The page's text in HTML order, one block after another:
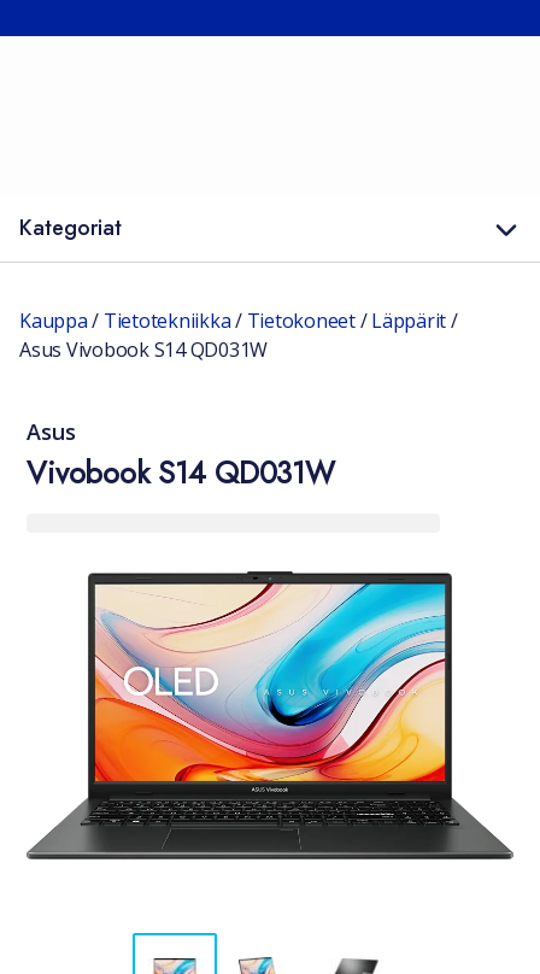
Kategoriat
Kauppa/ Tietotekniikka/ Tietokoneet/Läppärit/
Asus Vivobook S14 QD031W
Asus
Vivobook S14 QD031W